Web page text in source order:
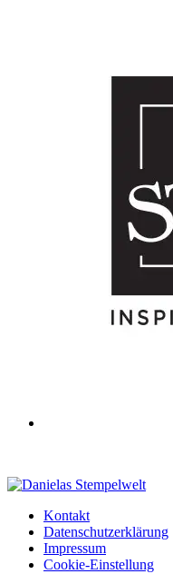
Kontakt
Datenschutzerklärung
Impressum
Cookie-Einstellung